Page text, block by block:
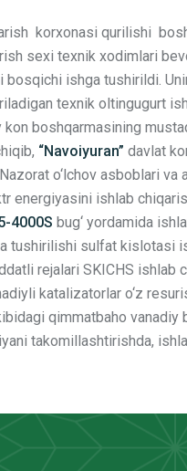
korxonasi qurilishi
sexi texnik xodimlari
ishga tushirildi.
texnik oltingugurt
boshqarmasining
“Navoiyuran” davlat
o‘lchov asboblari va
energiyasini ishlab
4000S bug‘ yordamida
tushirilishi sulfat kislotasi
rejalari SKICHS ishlab
katalizatorlar o‘z
qimmatbaho vanadiy
takomillashtirishda,